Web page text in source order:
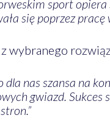
sport opiera
się poprzez
wybranego
dla nas szansa na
gwiazd.